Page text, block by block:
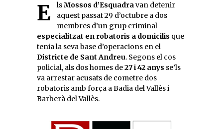
ElsMossos d’Esquadravan detenir
aquest passat 29 d’octubre a dos
membres d’un grup criminal
especialitzat en robatoris a domicilis que
tenia la seva base d’operacions en el
Districte de Sant Andreu. Segons el cos
policial, als dos homes de27 i 42 anys se’ls
va arrestar acusats de cometre dos
robatoris amb força a Badia del Vallès i
Barberà del Vallès.